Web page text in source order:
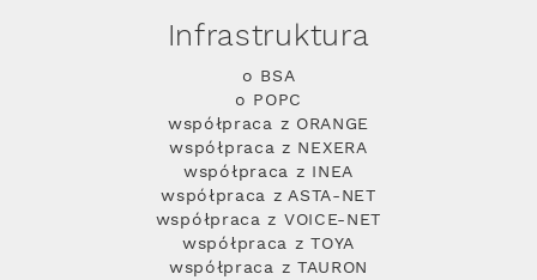
Infrastruktura
o BSA
o POPC
współpraca z ORANGE
współpraca z NEXERA
współpraca z INEA
współpraca z ASTA-NET
współpraca z VOICE-NET
współpraca z TOYA
współpraca z TAURON